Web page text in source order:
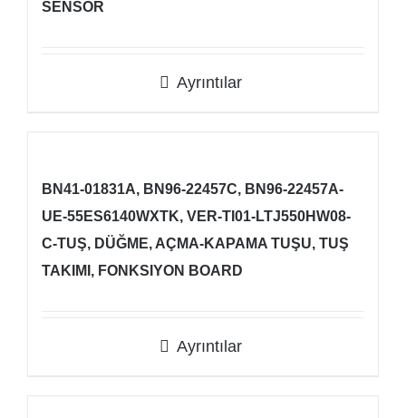
SENSÖR
Ayrıntılar
BN41-01831A, BN96-22457C, BN96-22457A-
UE-55ES6140WXTK, VER-TI01-LTJ550HW08-
C-TUŞ, DÜĞME, AÇMA-KAPAMA TUŞU, TUŞ
TAKIMI, FONKSIYON BOARD
Ayrıntılar